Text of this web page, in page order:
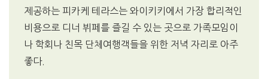
제공하는 피카케 테라스는 와이키키에서 가장 합리적인
비용으로 디너 뷔페를 즐길 수 있는 곳으로 가족모임이
나 학회나 친목 단체여행객들을 위한 저녁 자리로 아주
좋다.